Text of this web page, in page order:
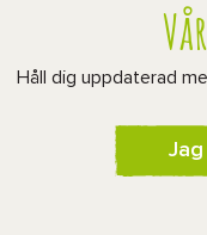
Håll dig uppdaterad